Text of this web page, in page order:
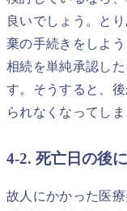
良いでしょう。と
棄の手続きをしよ
相続を単純承認し
す。そうすると、
られなくなってし
4-2. 死亡日の後
故人にかかった医